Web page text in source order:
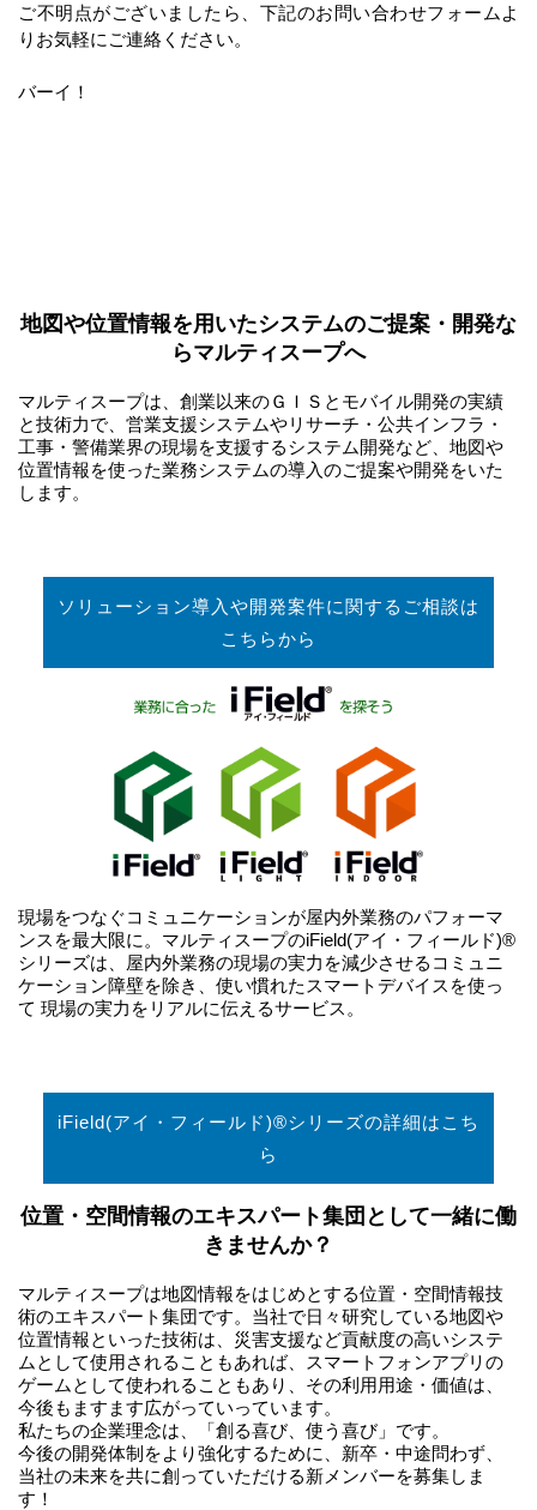
ご不明点がございましたら、下記のお問い合わせフォームよ
りお気軽にご連絡ください。
バーイ！
地図や位置情報を用いたシステムのご提案・開発な
らマルティスープへ
マルティスープは、創業以来のＧＩＳとモバイル開発の実績
と技術力で、営業支援システムやリサーチ・公共インフラ・
工事・警備業界の現場を支援するシステム開発など、地図や
位置情報を使った業務システムの導入のご提案や開発をいた
します。
ソリューション導入や開発案件に関するご相談は
こちらから
現場をつなぐコミュニケーションが屋内外業務のパフォーマ
ンスを最大限に。マルティスープのiField(アイ・フィールド)®
シリーズは、屋内外業務の現場の実力を減少させるコミュニ
ケーション障壁を除き、使い慣れたスマートデバイスを使っ
て 現場の実力をリアルに伝えるサービス。
iField(アイ・フィールド)®シリーズの詳細はこち
ら
位置・空間情報のエキスパート集団として一緒に働
きませんか？
マルティスープは地図情報をはじめとする位置・空間情報技
術のエキスパート集団です。当社で日々研究している地図や
位置情報といった技術は、災害支援など貢献度の高いシステ
ムとして使用されることもあれば、スマートフォンアプリの
ゲームとして使われることもあり、その利用用途・価値は、
今後もますます広がっていっています。
私たちの企業理念は、「創る喜び、使う喜び」です。
今後の開発体制をより強化するために、新卒・中途問わず、
当社の未来を共に創っていただける新メンバーを募集しま
す！